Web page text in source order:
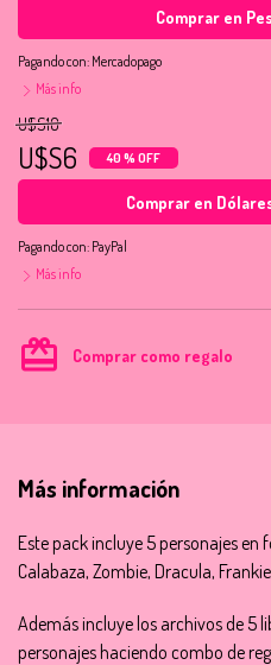
Comprar en
Pagando con: Mercadopago
Más info
U$S10
U$S6 40 % OFF
Comprar en
Pagando con: PayPal
Más info
card_giftcard Comprar como regalo
Más información
Este pack incluye 5 personajes
Calabaza, Zombie, Dracula,
Además incluye los archivos de 5
personajes haciendo combo de